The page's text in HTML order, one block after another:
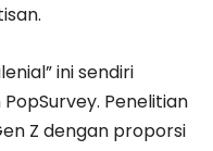
ini sendiri
Penelitian
Z dengan proporsi